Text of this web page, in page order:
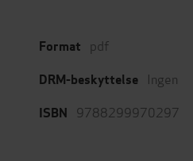
Format pdf
DRM-beskyttelse Ingen
ISBN 9788299970297